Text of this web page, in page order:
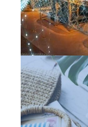
Energie
INDUSTRIES